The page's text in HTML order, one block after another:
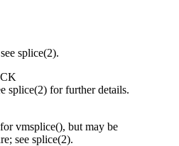
splice(2).
splice(2) for further details.
vmsplice(), but may be
see splice(2).